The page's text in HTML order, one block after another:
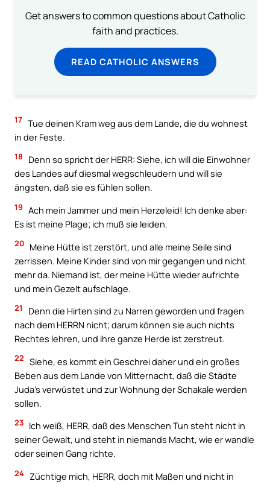
Get answers to common questions about Catholic
faith and practices.
READ CATHOLIC ANSWERS
17 Tue deinen Kram weg aus dem Lande, die du wohnest
in der Feste.
18
Denn so spricht der HERR: Siehe, ich will die Einwohner
des Landes auf diesmal wegschleudern und will sie
ängsten, daß sie es fühlen sollen.
19 Ach mein Jammer und mein Herzeleid! Ich denke aber:
Es ist meine Plage; ich muß sie leiden.
20 Meine Hütte ist zerstört, und alle meine Seile sind
zerrissen. Meine Kinder sind von mir gegangen und nicht
mehr da. Niemand ist, der meine Hütte wieder aufrichte
und mein Gezelt aufschlage.
21
Denn die Hirten sind zu Narren geworden und fragen
nach dem HERRN nicht; darum können sie auch nichts
Rechtes lehren, und ihre ganze Herde ist zerstreut.
22 Siehe, es kommt ein Geschrei daher und ein großes
Beben aus dem Lande von Mitternacht, daß die Städte
Juda’s verwüstet und zur Wohnung der Schakale werden
sollen.
23 Ich weiß, HERR, daß des Menschen Tun steht nicht in
seiner Gewalt, und steht in niemands Macht, wie er wandle
oder seinen Gang richte.
24 Züchtige mich, HERR, doch mit Maßen und nicht in